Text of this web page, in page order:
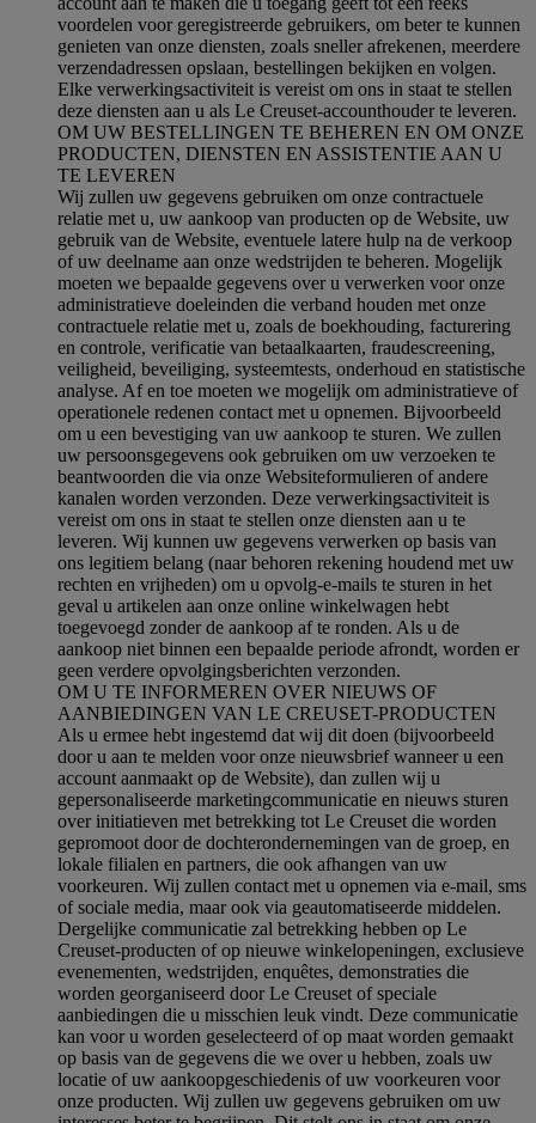
voordelen voor geregistreerde gebruikers, om beter te kunnen
genieten van onze diensten, zoals sneller afrekenen, meerdere
verzendadressen opslaan, bestellingen bekijken en volgen.
Elke verwerkingsactiviteit is vereist om ons in staat te stellen
deze diensten aan u als Le Creuset-accounthouder te leveren.
OM UW BESTELLINGEN TE BEHEREN EN OM ONZE
PRODUCTEN, DIENSTEN EN ASSISTENTIE AAN U
TE LEVEREN
Wij zullen uw gegevens gebruiken om onze contractuele
relatie met u, uw aankoop van producten op de Website, uw
gebruik van de Website, eventuele latere hulp na de verkoop
of uw deelname aan onze wedstrijden te beheren. Mogelijk
moeten we bepaalde gegevens over u verwerken voor onze
administratieve doeleinden die verband houden met onze
contractuele relatie met u, zoals de boekhouding, facturering
en controle, verificatie van betaalkaarten, fraudescreening,
veiligheid, beveiliging, systeemtests, onderhoud en statistische
analyse. Af en toe moeten we mogelijk om administratieve of
operationele redenen contact met u opnemen. Bijvoorbeeld
om u een bevestiging van uw aankoop te sturen. We zullen
uw persoonsgegevens ook gebruiken om uw verzoeken te
beantwoorden die via onze Websiteformulieren of andere
kanalen worden verzonden. Deze verwerkingsactiviteit is
vereist om ons in staat te stellen onze diensten aan u te
leveren. Wij kunnen uw gegevens verwerken op basis van
ons legitiem belang (naar behoren rekening houdend met uw
rechten en vrijheden) om u opvolg-e-mails te sturen in het
geval u artikelen aan onze online winkelwagen hebt
toegevoegd zonder de aankoop af te ronden. Als u de
aankoop niet binnen een bepaalde periode afrondt, worden er
geen verdere opvolgingsberichten verzonden.
OM U TE INFORMEREN OVER NIEUWS OF
AANBIEDINGEN VAN LE CREUSET-PRODUCTEN
Als u ermee hebt ingestemd dat wij dit doen (bijvoorbeeld
door u aan te melden voor onze nieuwsbrief wanneer u een
account aanmaakt op de Website), dan zullen wij u
gepersonaliseerde marketingcommunicatie en nieuws sturen
over initiatieven met betrekking tot Le Creuset die worden
gepromoot door de dochterondernemingen van de groep, en
lokale filialen en partners, die ook afhangen van uw
voorkeuren. Wij zullen contact met u opnemen via e-mail, sms
of sociale media, maar ook via geautomatiseerde middelen.
Dergelijke communicatie zal betrekking hebben op Le
Creuset-producten of op nieuwe winkelopeningen, exclusieve
evenementen, wedstrijden, enquêtes, demonstraties die
worden georganiseerd door Le Creuset of speciale
aanbiedingen die u misschien leuk vindt. Deze communicatie
kan voor u worden geselecteerd of op maat worden gemaakt
op basis van de gegevens die we over u hebben, zoals uw
locatie of uw aankoopgeschiedenis of uw voorkeuren voor
onze producten. Wij zullen uw gegevens gebruiken om uw